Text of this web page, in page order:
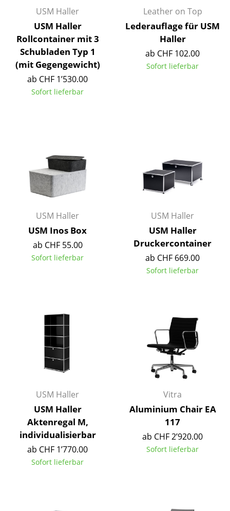
Accessoires
Uhren
Spiegel
Figuren & Miniaturen
Aufbewahrungsboxen
Decken
Teppiche
Vorhänge
Zuhause
Wohnzimmer
Esszimmer
Kinderzimmer
Arbeitszimmer
Badezimmer
USM Haller
USM Haller
Rollcontainer mit 3
Schubladen Typ 1
(mit Gegengewicht)
ab CHF 1’530.00
Sofort lieferbar
Leather on Top
Lederauflage für USM
Haller
ab CHF 102.00
Sofort lieferbar
USM Haller
USM Inos Box
ab CHF 55.00
Sofort lieferbar
USM Haller
USM Haller
Druckercontainer
ab CHF 669.00
Sofort lieferbar
USM Haller
USM Haller
Aktenregal M,
individualisierbar
ab CHF 1’770.00
Sofort lieferbar
Vitra
Aluminium Chair EA
117
ab CHF 2’920.00
Sofort lieferbar